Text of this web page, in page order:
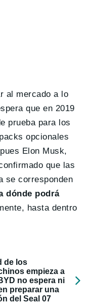
al mercado a lo
que en 2019
prueba para los
opcionales
Elon Musk,
que las
se corresponden
dónde podrá
hasta dentro
de los
empieza a
no espera ni
preparar una
del Seal 07